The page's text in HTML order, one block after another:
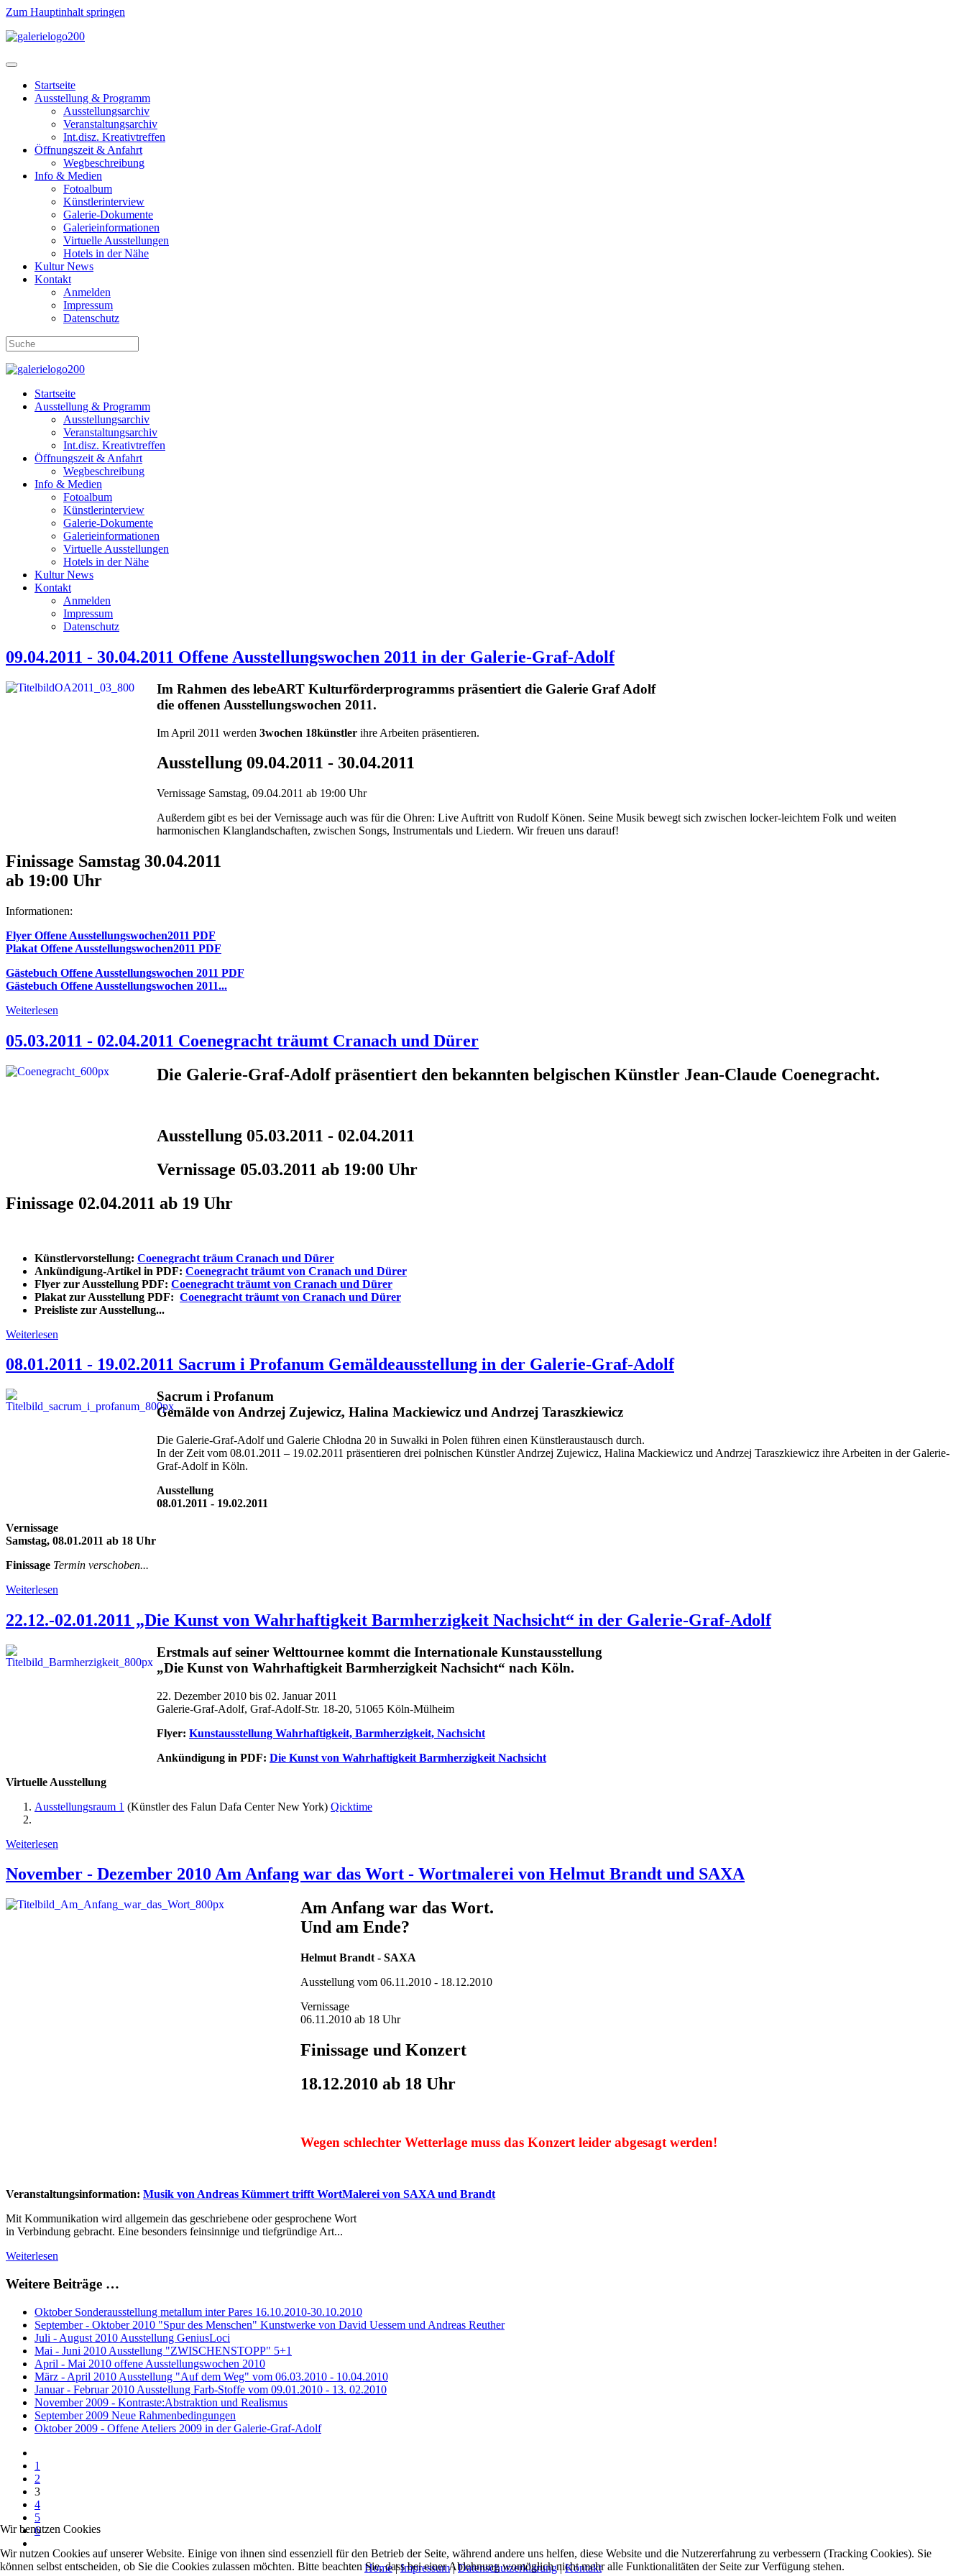
Zum Hauptinhalt springen
Startseite
Ausstellung & Programm
Ausstellungsarchiv
Veranstaltungsarchiv
Int.disz. Kreativtreffen
Öffnungszeit & Anfahrt
Wegbeschreibung
Info & Medien
Fotoalbum
Künstlerinterview
Galerie-Dokumente
Galerieinformationen
Virtuelle Ausstellungen
Hotels in der Nähe
Kultur News
Kontakt
Anmelden
Impressum
Datenschutz
Startseite
Ausstellung & Programm
Ausstellungsarchiv
Veranstaltungsarchiv
Int.disz. Kreativtreffen
Öffnungszeit & Anfahrt
Wegbeschreibung
Info & Medien
Fotoalbum
Künstlerinterview
Galerie-Dokumente
Galerieinformationen
Virtuelle Ausstellungen
Hotels in der Nähe
Kultur News
Kontakt
Anmelden
Impressum
Datenschutz
09.04.2011 - 30.04.2011 Offene Ausstellungswochen 2011 in der Galerie-Graf-Adolf
Im Rahmen des lebeART Kulturförderprogramms präsentiert die Galerie Graf Adolf
die offenen Ausstellungswochen 2011.
Im April 2011 werden 3wochen 18künstler ihre Arbeiten präsentieren.
Ausstellung 09.04.2011 - 30.04.2011
Vernissage Samstag, 09.04.2011 ab 19:00 Uhr
Außerdem gibt es bei der Vernissage auch was für die Ohren: Live Auftritt von Rudolf Könen. Seine Musik bewegt sich zwischen locker-leichtem Folk und weiten
harmonischen Klanglandschaften, zwischen Songs, Instrumentals und Liedern. Wir freuen uns darauf!
Finissage Samstag 30.04.2011
ab 19:00 Uhr
Informationen:
Flyer Offene Ausstellungswochen2011 PDF
Plakat Offene Ausstellungswochen2011 PDF
Gästebuch Offene Ausstellungswochen 2011 PDF
Gästebuch Offene Ausstellungswochen 2011...
Weiterlesen
05.03.2011 - 02.04.2011 Coenegracht träumt Cranach und Dürer
Die Galerie-Graf-Adolf präsentiert den bekannten belgischen Künstler Jean-Claude Coenegracht.
Ausstellung 05.03.2011 - 02.04.2011
Vernissage 05.03.2011 ab 19:00 Uhr
Finissage 02.04.2011 ab 19 Uhr
Künstlervorstellung: Coenegracht träum Cranach und Dürer
Ankündigung-Artikel in PDF: Coenegracht träumt von Cranach und Dürer
Flyer zur Ausstellung PDF: Coenegracht träumt von Cranach und Dürer
Plakat zur Ausstellung PDF: Coenegracht träumt von Cranach und Dürer
Preisliste zur Ausstellung...
Weiterlesen
08.01.2011 - 19.02.2011 Sacrum i Profanum Gemäldeausstellung in der Galerie-Graf-Adolf
Sacrum i Profanum
Gemälde von Andrzej Zujewicz, Halina Mackiewicz und Andrzej Taraszkiewicz
Die Galerie-Graf-Adolf und Galerie Chłodna 20 in Suwałki in Polen führen einen Künstleraustausch durch.
In der Zeit vom 08.01.2011 – 19.02.2011 präsentieren drei polnischen Künstler Andrzej Zujewicz, Halina Mackiewicz und Andrzej Taraszkiewicz ihre Arbeiten in der Galerie-
Graf-Adolf in Köln.
Ausstellung
08.01.2011 - 19.02.2011
Vernissage
Samstag, 08.01.2011 ab 18 Uhr
Finissage Termin verschoben...
Weiterlesen
22.12.-02.01.2011 „Die Kunst von Wahrhaftigkeit Barmherzigkeit Nachsicht“ in der Galerie-Graf-Adolf
Erstmals auf seiner Welttournee kommt die Internationale Kunstausstellung
„Die Kunst von Wahrhaftigkeit Barmherzigkeit Nachsicht“ nach Köln.
22. Dezember 2010 bis 02. Januar 2011
Galerie-Graf-Adolf, Graf-Adolf-Str. 18-20, 51065 Köln-Mülheim
Flyer: Kunstausstellung Wahrhaftigkeit, Barmherzigkeit, Nachsicht
Ankündigung in PDF: Die Kunst von Wahrhaftigkeit Barmherzigkeit Nachsicht
Virtuelle Ausstellung
Ausstellungsraum 1 (Künstler des Falun Dafa Center New York) Qicktime
Weiterlesen
November - Dezember 2010 Am Anfang war das Wort - Wortmalerei von Helmut Brandt und SAXA
Am Anfang war das Wort.
Und am Ende?
Helmut Brandt - SAXA
Ausstellung vom 06.11.2010 - 18.12.2010
Vernissage
06.11.2010 ab 18 Uhr
Finissage und Konzert
18.12.2010 ab 18 Uhr
Wegen schlechter Wetterlage muss das Konzert leider abgesagt werden!
Veranstaltungsinformation: Musik von Andreas Kümmert trifft WortMalerei von SAXA und Brandt
Mit Kommunikation wird allgemein das geschriebene oder gesprochene Wort
in Verbindung gebracht. Eine besonders feinsinnige und tiefgründige Art...
Weiterlesen
Weitere Beiträge …
Oktober Sonderausstellung metallum inter Pares 16.10.2010-30.10.2010
September - Oktober 2010 "Spur des Menschen" Kunstwerke von David Uessem und Andreas Reuther
Juli - August 2010 Ausstellung GeniusLoci
Mai - Juni 2010 Ausstellung "ZWISCHENSTOPP" 5+1
April - Mai 2010 offene Ausstellungswochen 2010
März - April 2010 Ausstellung "Auf dem Weg" vom 06.03.2010 - 10.04.2010
Januar - Februar 2010 Ausstellung Farb-Stoffe vom 09.01.2010 - 13. 02.2010
November 2009 - Kontraste:Abstraktion und Realismus
September 2009 Neue Rahmenbedingungen
Oktober 2009 - Offene Ateliers 2009 in der Galerie-Graf-Adolf
1
2
3
4
5
6
Home|Impressum|Datenschutzerklärung|Kontakt
Wir benutzen Cookies
Wir nutzen Cookies auf unserer Website. Einige von ihnen sind essenziell für den Betrieb der Seite, während andere uns helfen, diese Website und die Nutzererfahrung zu verbessern (Tracking Cookies). Sie
können selbst entscheiden, ob Sie die Cookies zulassen möchten. Bitte beachten Sie, dass bei einer Ablehnung womöglich nicht mehr alle Funktionalitäten der Seite zur Verfügung stehen.